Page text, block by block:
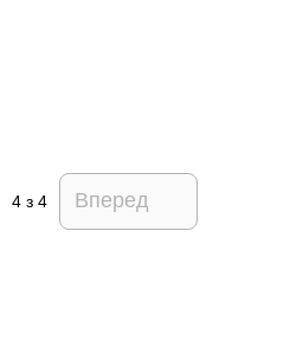
4з 4 Вперед